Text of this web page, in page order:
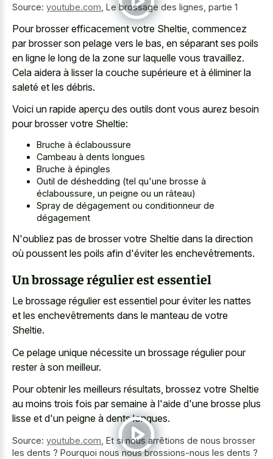
Source: youtube.com Le brossage des lignes, partie 1
Pour brosser efficacement votre Sheltie, commencez
par brosser son pelage vers le bas, en séparant ses poils
en ligne le long de la zone sur laquelle vous travaillez.
Cela aidera à lisser la couche supérieure et à éliminer la
saleté et les débris.
Voici un rapide aperçu des outils dont vous aurez besoin
pour brosser votre Sheltie:
Bruche à éclaboussure
Cambeau à dents longues
Bruche à épingles
Outil de déshedding (tel qu'une brosse à
éclaboussure, un peigne ou un râteau)
Spray de dégagement ou conditionneur de
dégagement
N'oubliez pas de brosser votre Sheltie dans la direction
où poussent les poils afin d'éviter les enchevêtrements.
Un brossage régulier est essentiel
Le brossage régulier est essentiel pour éviter les nattes
et les enchevêtrements dans le manteau de votre
Sheltie.
Ce pelage unique nécessite un brossage régulier pour
rester à son meilleur.
Pour obtenir les meilleurs résultats, brossez votre Sheltie
au moins trois fois par semaine à l'aide d'une brosse plus
lisse et d'un peigne à dents longues.
Source: youtube.com Et si nous arrêtions de nous brosser
les dents ? Pourquoi nous nous brossions-nous les dents ?